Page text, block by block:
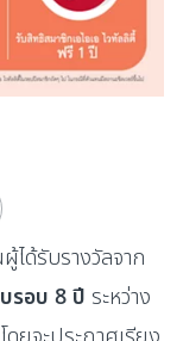
ได้รับรางวัลจาก
รอบ 8 ปี ระหว่าง
จะประกาศเรียง